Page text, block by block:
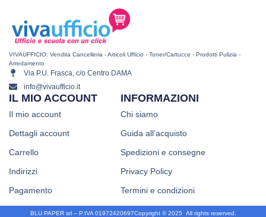
VIVAUFFICIO: Vendita Cancelleria - Articoli Ufficio - Toner/Cartucce - Prodotti Pulizia -
Arredamento
Via P.U. Frasca, c/o Centro DAMA
info@vivaufficio.it
INFORMAZIONI
Chi siamo
Guida all’acquisto
Spedizioni e consegne
Privacy Policy
Termini e condizioni
IL MIO ACCOUNT
Il mio account
Dettagli account
Carrello
Indirizzi
Pagamento
Copyright © 2025. All rights reserved.
BLU PAPER srl – P.IVA 01972420697